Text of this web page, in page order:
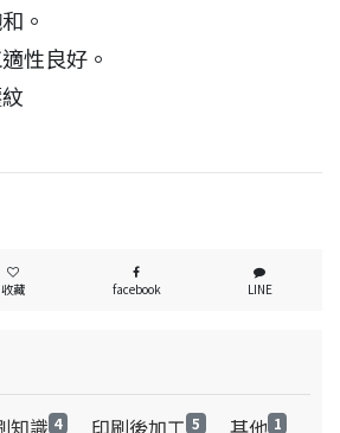
。
性良好。
收藏 facebook LINE
知識 4 印刷後加工 5 其他 1